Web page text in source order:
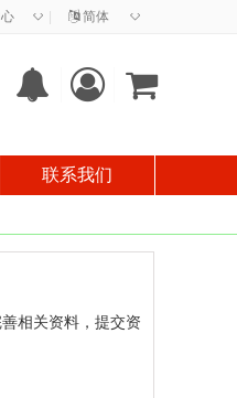
◇ 简体 ◇
联系我们
相关资料，提交资